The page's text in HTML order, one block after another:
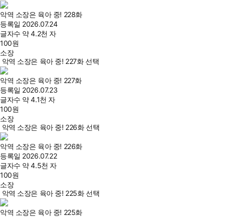
악역 소장은 육아 중! 228화
등록일 2026.07.24
글자수 약 4.2천 자
100원
소장
악역 소장은 육아 중! 227화 선택
악역 소장은 육아 중! 227화
등록일 2026.07.23
글자수 약 4.1천 자
100원
소장
악역 소장은 육아 중! 226화 선택
악역 소장은 육아 중! 226화
등록일 2026.07.22
글자수 약 4.5천 자
100원
소장
악역 소장은 육아 중! 225화 선택
악역 소장은 육아 중! 225화